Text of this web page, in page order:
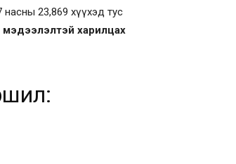
23,869 хүүхэд тус
харилцах